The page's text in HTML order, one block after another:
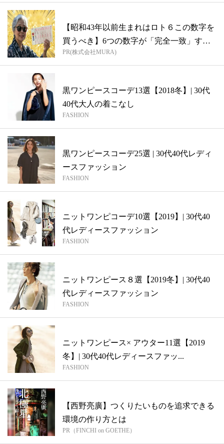
【昭和43年以前生まれはロト６この数字を
買うべき】6つの数字が「完全一致」する
方...
PR(株式会社MURA)
黒ワンピースコーデ13選【2018冬】| 30代
40代大人の着こなし
FASHION
黒ワンピースコーデ25選 | 30代40代レディ
ースファッション
FASHION
ニットワンピコーデ10選【2019】| 30代40
代レディースファッション
FASHION
ニットワンピース８選【2019冬】| 30代40
代レディースファッション
FASHION
ニットワンピース× アウター11選【2019
冬】| 30代40代レディースファッ...
FASHION
【西野亮廣】つくりたいものを追求できる
環境の作り方とは
PR（FINCHI on GOETHE）